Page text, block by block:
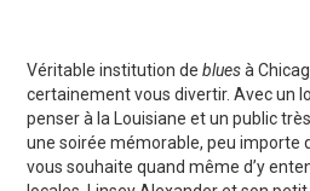
Véritable institution debluesà
certainement vous divertir. Avec un
penser à la Louisiane et un public
une soirée mémorable, peu importe
vous souhaite quand même d’y